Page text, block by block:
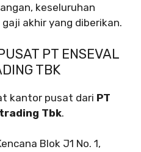
keseluruhan
akhir yang diberikan.
PT ENSEVAL
TBK
kantor pusat dari PT
Tbk.
Blok J1 No. 1,